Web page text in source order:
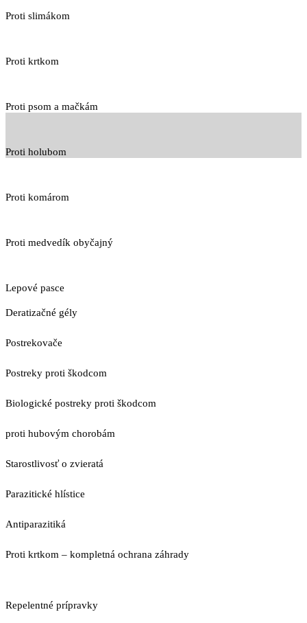
Proti slimákom
Proti krtkom
Proti psom a mačkám
Proti holubom
Proti komárom
Proti medvedík obyčajný
Lepové pasce
Deratizačné gély
Postrekovače
Postreky proti škodcom
Biologické postreky proti škodcom
proti hubovým chorobám
Starostlivosť o zvieratá
Parazitické hlístice
Antiparazitiká
Proti krtkom – kompletná ochrana záhrady
Repelentné prípravky